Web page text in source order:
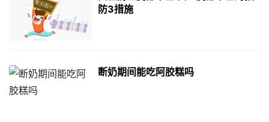
防3措施
断奶期间能吃阿胶糕吗